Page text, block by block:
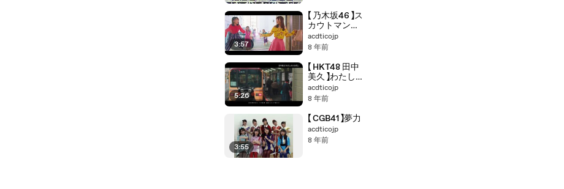
3:57
【 乃木坂46 】ス
カウトマン
(Remix)
acdticojp
8 年前
5:26
【 HKT48 田中
美久 】わたしの
ふるさと
acdticojp
8 年前
3:55
【 CGB41 】夢力
acdticojp
8 年前